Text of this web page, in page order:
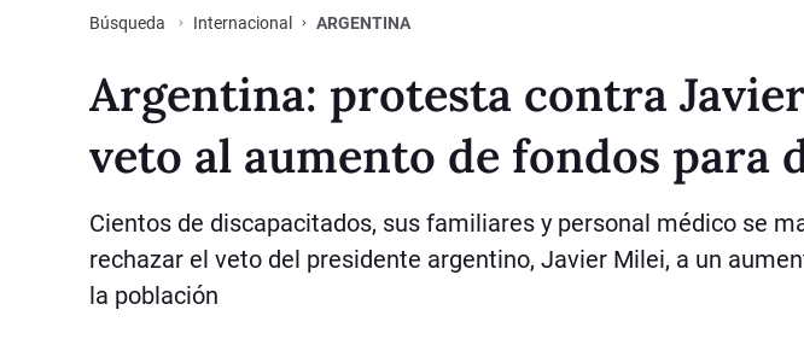
Búsqueda Internacional ARGENTINA
Argentina: protesta contra
veto al aumento de fondos para
Cientos de discapacitados, sus familiares y personal médico se
rechazar el veto del presidente argentino, Javier Milei, a un
la población